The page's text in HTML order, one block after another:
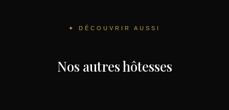
✦ DÉCOUVRIR AUSSI
Nos autres hôtesses